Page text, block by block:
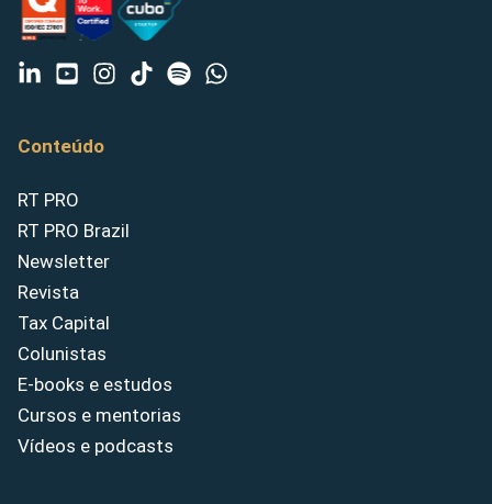
Conteúdo
RT PRO
RT PRO Brazil
Newsletter
Revista
Tax Capital
Colunistas
E-books e estudos
Cursos e mentorias
Vídeos e podcasts